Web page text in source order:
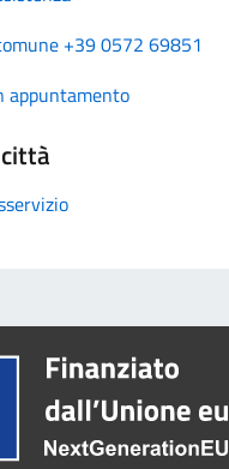
+39 0572 69851
appuntamento